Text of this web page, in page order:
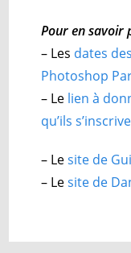
Pour en savoir
– Les dates
Photoshop
– Le lien à
qu’ils
– Lesite de
– Lesite de